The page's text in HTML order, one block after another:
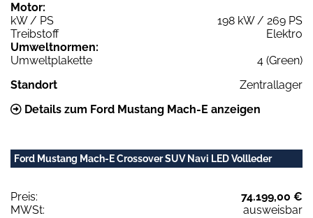
Motor:
kW / PS
198 kW / 269 PS
Treibstoff
Elektro
Umweltnormen:
Umweltplakette
4 (Green)
Standort
Zentrallager
Details zum Ford Mustang Mach-E anzeigen
Ford Mustang Mach-E Crossover SUV Navi LED Vollleder
Preis:
74.199,00 €
MWSt:
ausweisbar